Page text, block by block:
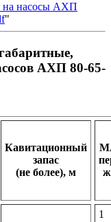
на насосы АХП
"
АХП 80-65-
Кавитационный
запас
(не более), м
1